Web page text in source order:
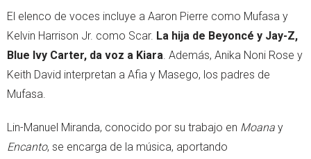
El elenco de voces incluye a Aaron Pierre como Mufasa y
Kelvin Harrison Jr. como Scar. La hija de Beyoncé y Jay-Z,
Blue Ivy Carter, da voz a Kiara. Además, Anika Noni Rose y
Keith David interpretan a Afia y Masego, los padres de
Mufasa.
Lin-Manuel Miranda, conocido por su trabajo en Moana y
Encanto, se encarga de la música, aportando